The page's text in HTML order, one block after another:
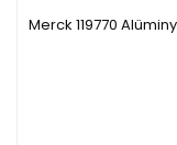
Merck 119770